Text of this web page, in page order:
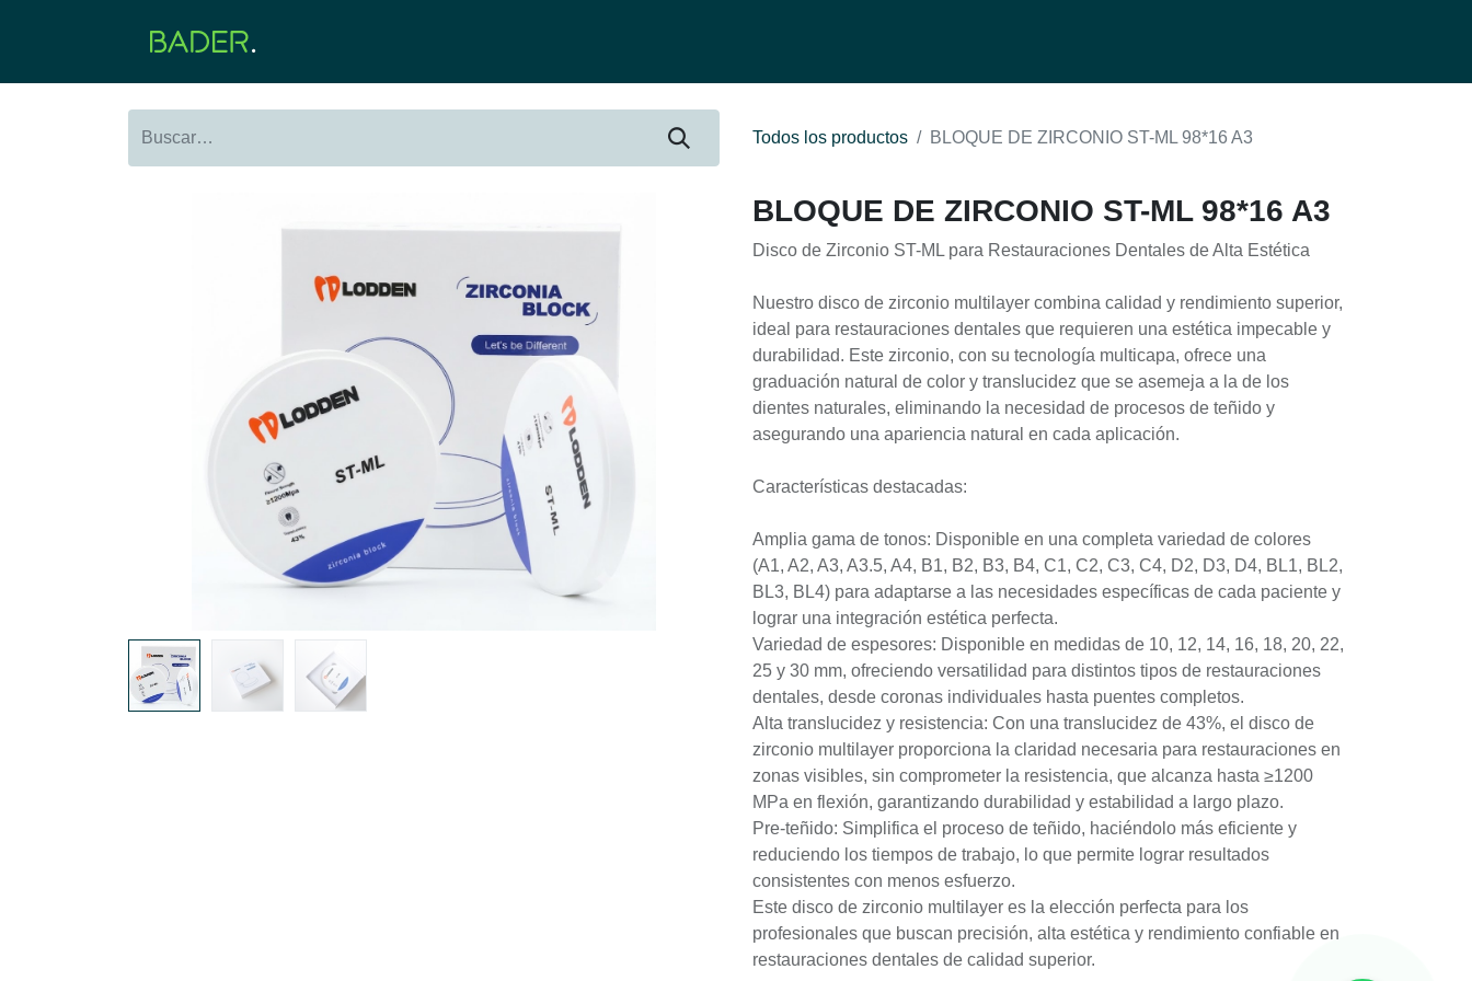
Todos los productos BLOQUE DE ZIRCONIO ST-ML 98*16 A3
BLOQUE DE ZIRCONIO ST-ML 98*16 A3
Disco de Zirconio ST-ML para Restauraciones Dentales de Alta Estética
Nuestro disco de zirconio multilayer combina calidad y rendimiento superior,
ideal para restauraciones dentales que requieren una estética impecable y
durabilidad. Este zirconio, con su tecnología multicapa, ofrece una
graduación natural de color y translucidez que se asemeja a la de los
dientes naturales, eliminando la necesidad de procesos de teñido y
asegurando una apariencia natural en cada aplicación.
Características destacadas:
Amplia gama de tonos: Disponible en una completa variedad de colores
(A1, A2, A3, A3.5, A4, B1, B2, B3, B4, C1, C2, C3, C4, D2, D3, D4, BL1, BL2,
BL3, BL4) para adaptarse a las necesidades específicas de cada paciente y
lograr una integración estética perfecta.
Variedad de espesores: Disponible en medidas de 10, 12, 14, 16, 18, 20, 22,
25 y 30 mm, ofreciendo versatilidad para distintos tipos de restauraciones
dentales, desde coronas individuales hasta puentes completos.
Alta translucidez y resistencia: Con una translucidez de 43%, el disco de
zirconio multilayer proporciona la claridad necesaria para restauraciones en
zonas visibles, sin comprometer la resistencia, que alcanza hasta ≥1200
MPa en flexión, garantizando durabilidad y estabilidad a largo plazo.
Pre-teñido: Simplifica el proceso de teñido, haciéndolo más eficiente y
reduciendo los tiempos de trabajo, lo que permite lograr resultados
consistentes con menos esfuerzo.
Este disco de zirconio multilayer es la elección perfecta para los
profesionales que buscan precisión, alta estética y rendimiento confiable en
restauraciones dentales de calidad superior.